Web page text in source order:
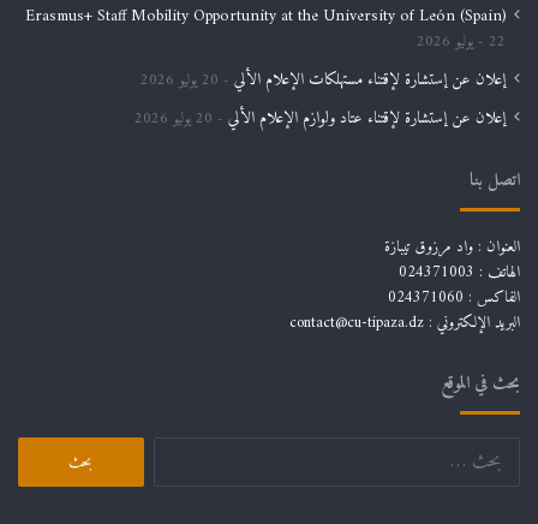
Erasmus+ Staff Mobility Opportunity at the University of León (Spain)
22 يوليو 2026
إعلان عن إستشارة لإقتناء مستهلكات الإعلام الألي 20 يوليو 2026
إعلان عن إستشارة لإقتناء عتاد ولوازم الإعلام الألي 20 يوليو 2026
اتصل بنا
العنوان : واد مرزوق تيبازة
الهاتف : 024371003
الفاكس : 024371060
البريد الإلكتروني : contact@cu-tipaza.dz
بحث في الموقع
البحث